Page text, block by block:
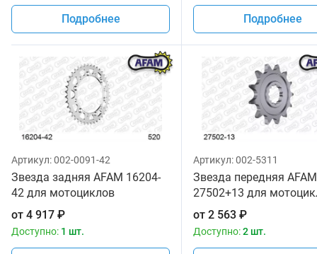
Подробнее Подробнее
Артикул:002-0091-42
Звезда задняя AFAM 16204-
42 для мотоциклов
от 4 917 ₽
Доступно: 1 шт.
Артикул:002-5311
Звезда передняя AFAM
27502+13 для
от 2 563 ₽
Доступно:2 шт.